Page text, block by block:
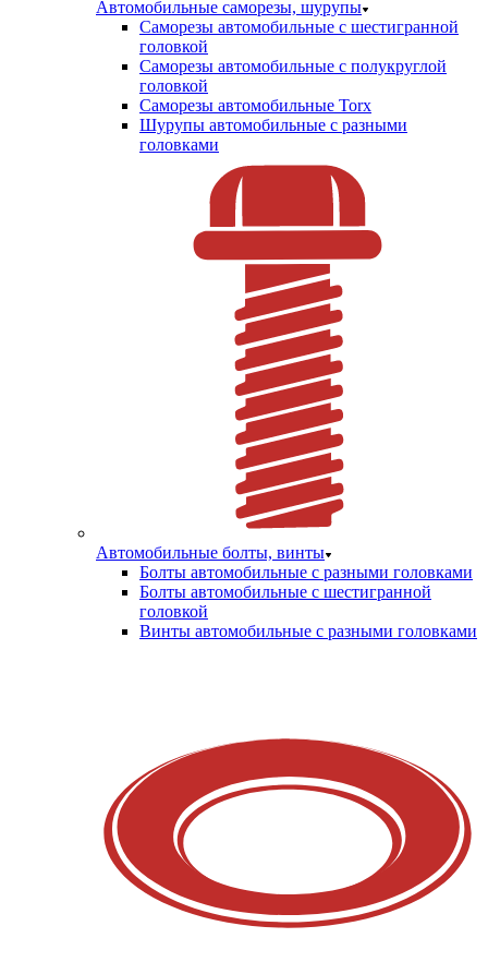
Автомобильные саморезы, шурупы
Саморезы автомобильные с шестигранной
головкой
Саморезы автомобильные с полукруглой
головкой
Саморезы автомобильные Torx
Шурупы автомобильные с разными
головками
Автомобильные болты, винты
Болты автомобильные с разными головками
Болты автомобильные с шестигранной
головкой
Винты автомобильные с разными головками